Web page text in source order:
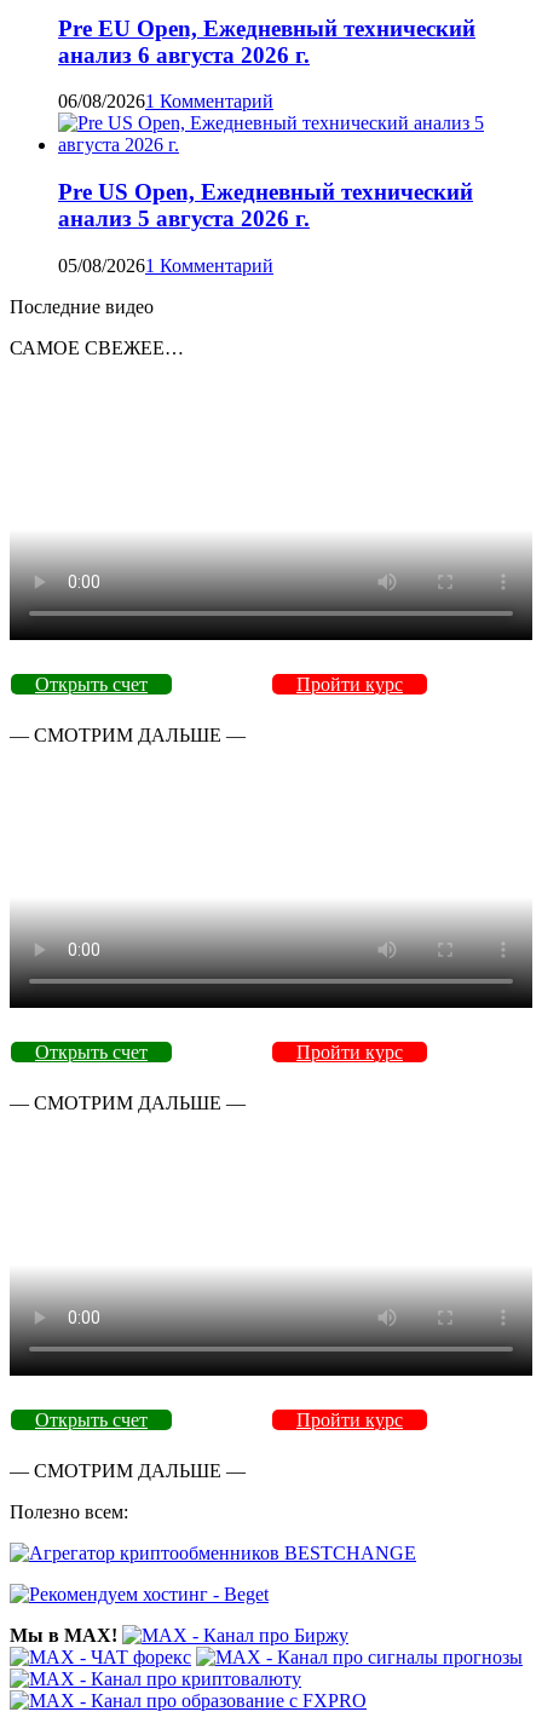
Pre EU Open, Ежедневный технический
анализ 6 августа 2026 г.
06/08/20261 Комментарий
Pre US Open, Ежедневный технический
анализ 5 августа 2026 г.
05/08/20261 Комментарий
Последние видео
САМОЕ СВЕЖЕЕ…
Открыть счет Пройти курс
— СМОТРИМ ДАЛЬШЕ —
Открыть счет Пройти курс
— СМОТРИМ ДАЛЬШЕ —
Открыть счет Пройти курс
— СМОТРИМ ДАЛЬШЕ —
Полезно всем:
Мы в MAX!